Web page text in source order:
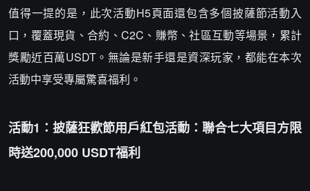
值得一提的是，此次活動H5頁面還包含多個披薩節活動入
口，覆蓋現貨、合約、C2C、賺幣、社區互動等場景，累計
獎勵近百萬USDT。無論是新手還是資深玩家，都能在本次
活動中享受專屬驚喜福利。
活動1：披薩狂歡節用戶紅包活動：聯合七大項目方限
時送200,000 USDT福利